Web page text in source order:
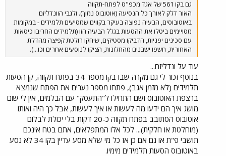
גם בקו 561 של אגד מכפ"ס לפתח-תקווה
האור דלק לאורך כל הנסיעה (אוטובוס נמוך). ולגבי הוונדליזם
באוטובוסים, הבעיה נפוצה בעיקר בקווים שמסיעים תלמידים - במקומות
מסויימים ביטלו את ההסעות בגלל הבעיה הזו (תלמידים החריבו כיסאות
עם סכינים יפניות, הדביקו מסטיקים, שיחקו רולטת קפיצה מהדלת
האחורית, חשפו ישבנים מהחלונות, הציקו לנוסעים אחרים וכו...).
עוד על ונדליזם...
בנוסף זכור לי גם מקרה שבו בקו מספר 34 בפתח תקווה, קן הסעות
תלמידים (לא מזמן אגב), פתחו מספר נערים את הפתח שנמצא
ברצפת האוטובוס ושם התחילו ל"התעסק" עם הבלמים, אין לי שום
מושג איך הם ידעו מה לעשות או איך לעשות, אבל כך היה ואותו
אוטובוס הסתובב בפתח תקווה כ-20 דקות בלי יכולת לבלום
(מוחלטת או חלקית)... לכל אלו המתפלאים, אתם בטח אינכם
תושבי פ"ת או גם אם כן אז כל מי שלא מסע עדיין בקו 34 לא נסע
באוטובוס הסעות תלמידים מימיו.